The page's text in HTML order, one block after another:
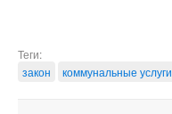
Теги:
закон
коммунальные услуги